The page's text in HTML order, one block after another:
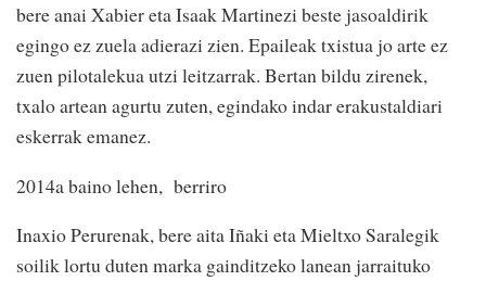
bere anai Xabier eta Isaak Martinezi beste jasoaldirik
egingo ez zuela adierazi zien. Epaileak txistua jo arte ez
zuen pilotalekua utzi leitzarrak. Bertan bildu zirenek,
txalo artean agurtu zuten, egindako indar erakustaldiari
eskerrak emanez.
2014a baino lehen, berriro
Inaxio Perurenak, bere aita Iñaki eta Mieltxo Saralegik
soilik lortu duten marka gainditzeko lanean jarraituko